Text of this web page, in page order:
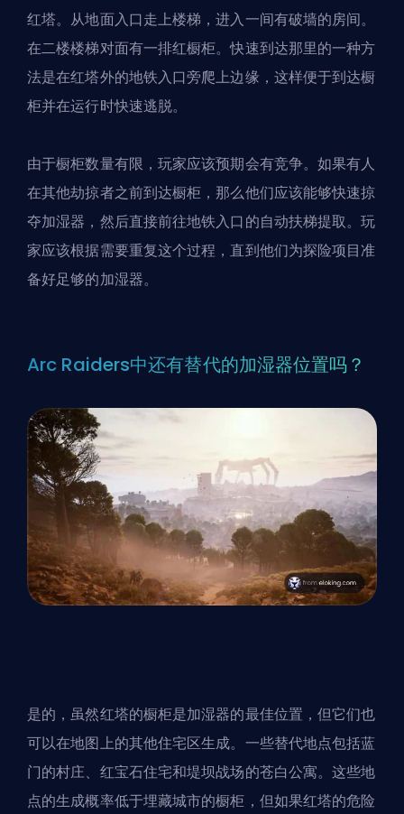
红塔。从地面入口走上楼梯，进入一间有破墙的房间。
在二楼楼梯对面有一排红橱柜。快速到达那里的一种方
法是在红塔外的地铁入口旁爬上边缘，这样便于到达橱
柜并在运行时快速逃脱。
由于橱柜数量有限，玩家应该预期会有竞争。如果有人
在其他劫掠者之前到达橱柜，那么他们应该能够快速掠
夺加湿器，然后直接前往地铁入口的自动扶梯提取。玩
家应该根据需要重复这个过程，直到他们为探险项目准
备好足够的加湿器。
Arc Raiders中还有替代的加湿器位置吗？
是的，虽然红塔的橱柜是加湿器的最佳位置，但它们也
可以在地图上的其他住宅区生成。一些替代地点包括蓝
门的村庄、红宝石住宅和堤坝战场的苍白公寓。这些地
点的生成概率低于埋藏城市的橱柜，但如果红塔的危险